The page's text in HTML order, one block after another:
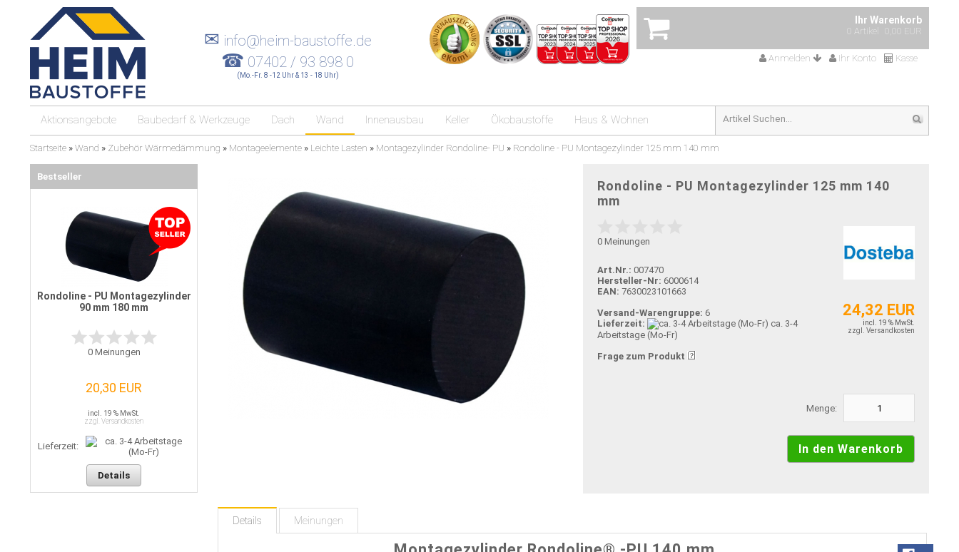
Ihr Warenkorb
0 Artikel 0,00 EUR
Anmelden Ihr Konto Kasse
✉ info@heim-baustoffe.de
☎ 07402 / 93 898 0
(Mo.-Fr. 8 -12 Uhr & 13 - 18 Uhr)
Aktionsangebote Baubedarf & Werkzeuge Dach Wand Innenausbau Keller Ökobaustoffe Haus & Wohnen
Startseite » Wand » Zubehör Wärmedämmung » Montageelemente » Leichte Lasten » Montagezylinder Rondoline- PU » Rondoline - PU Montagezylinder 125 mm 140 mm
Rondoline - PU Montagezylinder 125 mm 140
mm
0 Meinungen
24,32 EUR
incl. 19 % MwSt.
zzgl. Versandkosten
Art.Nr.: 007470
Hersteller-Nr: 6000614
EAN: 7630023101663
Versand-Warengruppe: 6
Lieferzeit:
ca. 3-4
Arbeitstage (Mo-Fr)
Frage zum Produkt
Menge:
Details Meinungen
Bestseller
Rondoline - PU Montagezylinder
90 mm 180 mm
0Meinungen
20,30 EUR
incl. 19 % MwSt.
zzgl. Versandkosten
Lieferzeit:
Details